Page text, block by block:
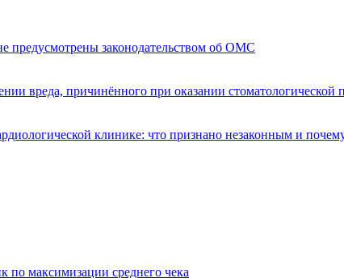
предусмотрены законодательством об ОМС
вреда, причинённого при оказании стоматологической
клинике: что признано незаконным и
по максимизации среднего чека